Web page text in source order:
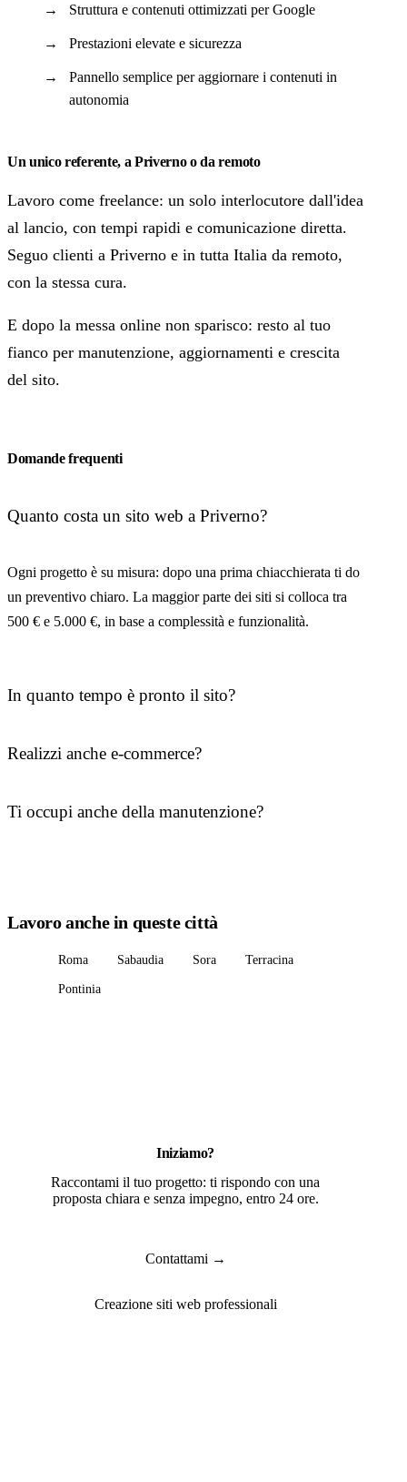
Struttura e contenuti ottimizzati per Google
Prestazioni elevate e sicurezza
Pannello semplice per aggiornare i contenuti in
autonomia
Un unico referente, a Priverno o da remoto
Lavoro come freelance: un solo interlocutore dall'idea
al lancio, con tempi rapidi e comunicazione diretta.
Seguo clienti a Priverno e in tutta Italia da remoto,
con la stessa cura.
E dopo la messa online non sparisco: resto al tuo
fianco per manutenzione, aggiornamenti e crescita
del sito.
Domande frequenti
Quanto costa un sito web a Priverno?
Ogni progetto è su misura: dopo una prima chiacchierata ti do
un preventivo chiaro. La maggior parte dei siti si colloca tra
500 € e 5.000 €, in base a complessità e funzionalità.
In quanto tempo è pronto il sito?
Realizzi anche e-commerce?
Ti occupi anche della manutenzione?
Lavoro anche in queste città
Roma Sabaudia Sora
Terracina
Pontinia
Iniziamo?
Raccontami il tuo progetto: ti rispondo con una
proposta chiara e senza impegno, entro 24 ore.
Contattami →
Creazione siti web professionali